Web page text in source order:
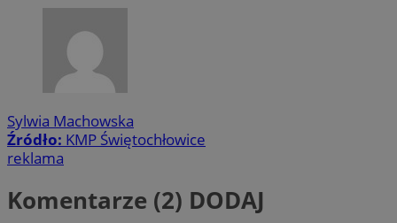
Sylwia Machowska
Źródło: KMP Świętochłowice
reklama
Komentarze (2) DODAJ